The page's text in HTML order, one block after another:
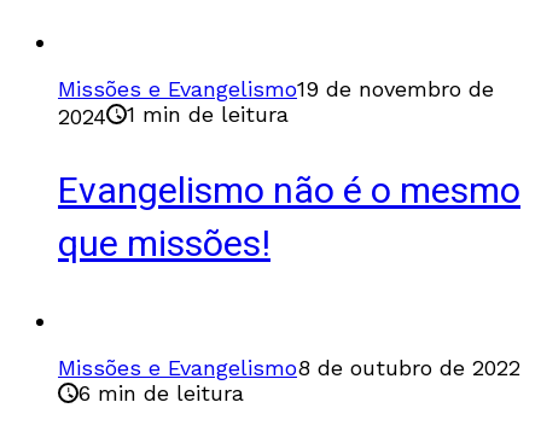
Missões e Evangelismo19 de novembro de
2024
1 min de leitura
Evangelismo não é o mesmo
que missões!
Missões e Evangelismo8 de outubro de 2022
6 min de leitura